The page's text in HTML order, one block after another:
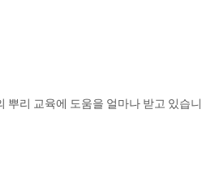
뿌리 교육에 도움을 얼마나 받고 있습니